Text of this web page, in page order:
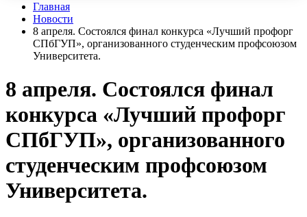
Главная
Новости
8 апреля. Состоялся финал конкурса «Лучший профорг
СПбГУП», организованного студенческим профсоюзом
Университета.
8 апреля. Состоялся финал
конкурса «Лучший профорг
СПбГУП», организованного
студенческим профсоюзом
Университета.